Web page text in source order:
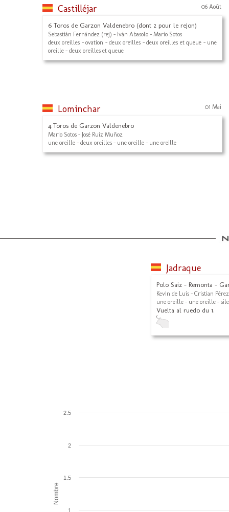
Castilléjar 06 Août
6 Toros de Garzon Valdenebro (dont 2 pour le rejon)
Sebastián Fernández (rej) - Iván Abasolo - Mario Sotos
deux oreilles - ovation - deux oreilles - deux oreilles et queue - une
oreille - deux oreilles et queue
Lominchar 01 Mai
4 Toros de Garzon Valdenebro
Mario Sotos - José Ruiz Muñoz
une oreille - deux oreilles - une oreille - une oreille
Jadraque
Polo Saiz - Remonta -
Kevin de Luis - Cristian Pérez
une oreille - une oreille -
Vuelta al ruedo du 1.
Nombre
1
1.5
2
2.5